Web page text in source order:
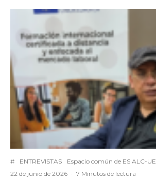
# ENTREVISTAS Espacio común de ES ALC-UE
22 de junio de 2026 · 7 Minutos de lectura